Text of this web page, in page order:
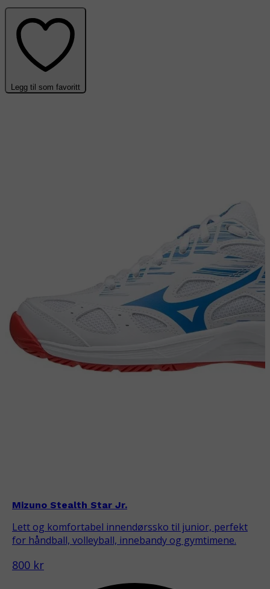
Legg til som favoritt
Mizuno Stealth Star Jr.
Lett og komfortabel innendørssko til junior, perfekt
for håndball, volleyball, innebandy og gymtimene.
800 kr